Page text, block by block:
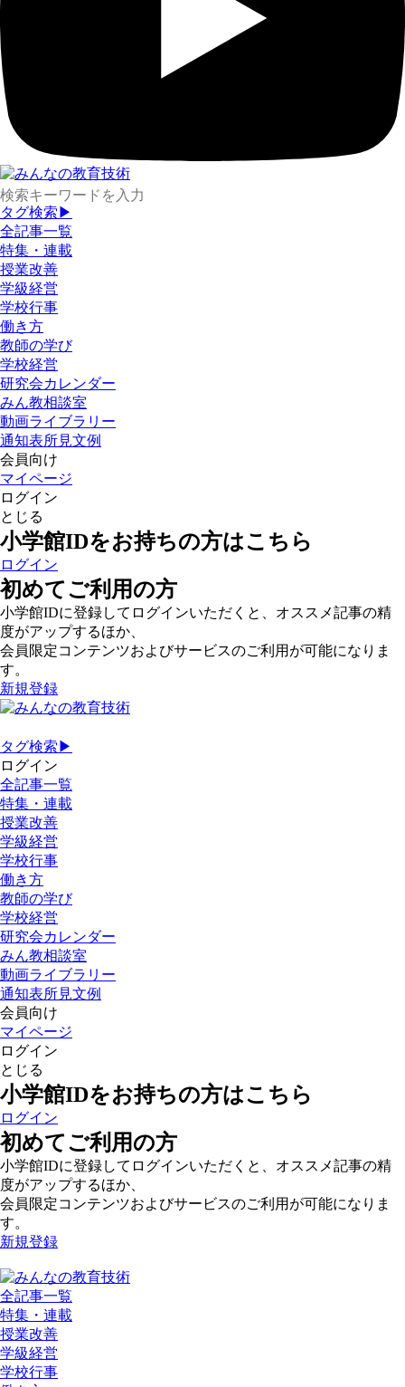
タグ検索▶
全記事一覧
特集・連載
授業改善
学級経営
学校行事
働き方
教師の学び
学校経営
研究会カレンダー
みん教相談室
動画ライブラリー
通知表所見文例
会員向け
マイページ
ログイン
とじる
小学館IDをお持ちの方はこちら
ログイン
初めてご利用の方
小学館IDに登録してログインいただくと、オススメ記事の精
度がアップするほか、
会員限定コンテンツおよびサービスのご利用が可能になりま
す。
新規登録
タグ検索▶
ログイン
全記事一覧
特集・連載
授業改善
学級経営
学校行事
働き方
教師の学び
学校経営
研究会カレンダー
みん教相談室
動画ライブラリー
通知表所見文例
会員向け
マイページ
ログイン
とじる
小学館IDをお持ちの方はこちら
ログイン
初めてご利用の方
小学館IDに登録してログインいただくと、オススメ記事の精
度がアップするほか、
会員限定コンテンツおよびサービスのご利用が可能になりま
す。
新規登録
全記事一覧
特集・連載
授業改善
学級経営
学校行事